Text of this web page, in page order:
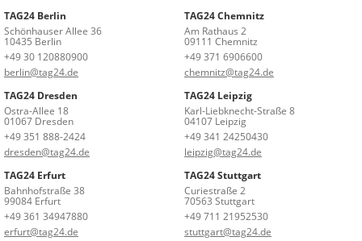
TAG24 Berlin
Schönhauser Allee 36
10435 Berlin
+49 30 120880900
berlin@tag24.de
TAG24 Chemnitz
Am Rathaus 2
09111 Chemnitz
+49 371 6906600
chemnitz@tag24.de
TAG24 Dresden
Ostra-Allee 18
01067 Dresden
+49 351 888-2424
dresden@tag24.de
TAG24 Leipzig
Karl-Liebknecht-Straße 8
04107 Leipzig
+49 341 24250430
leipzig@tag24.de
TAG24 Erfurt
Bahnhofstraße 38
99084 Erfurt
+49 361 34947880
erfurt@tag24.de
TAG24 Stuttgart
Curiestraße 2
70563 Stuttgart
+49 711 21952530
stuttgart@tag24.de